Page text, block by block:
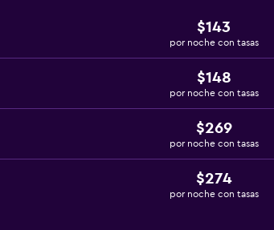
$143
por noche con tasas
$148
por noche con tasas
$269
por noche con tasas
$274
por noche con tasas